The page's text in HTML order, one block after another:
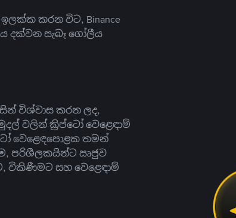
කරන විට, Binance
දක්වන සැබෑ ගෝලීය
විශ්වාස කරන ලද,
මුදල් වලින් ක්‍රිප්ටෝ වෙළෙඳාම්
වෙළෙඳපොළක තමන්
පරිශීලකයින්ට ඍජුව
විකිණීමට සහ වෙළෙඳාම්